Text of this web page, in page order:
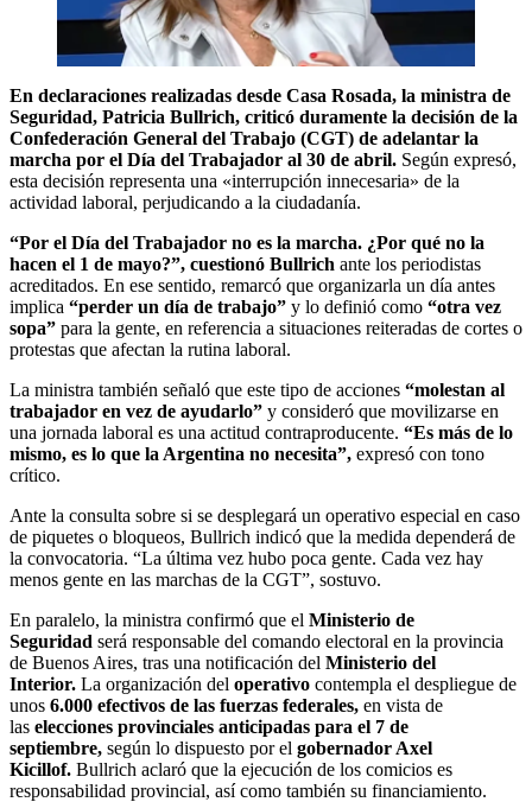
En declaraciones realizadas desde Casa Rosada, la ministra de
Seguridad, Patricia Bullrich, criticó duramente la decisión de la
Confederación General del Trabajo (CGT) de adelantar la
marcha por el Día del Trabajador al 30 de abril. Según expresó,
esta decisión representa una «interrupción innecesaria» de la
actividad laboral, perjudicando a la ciudadanía.
“Por el Día del Trabajador no es la marcha. ¿Por qué no la
hacen el 1 de mayo?”, cuestionó Bullrich ante los periodistas
acreditados. En ese sentido, remarcó que organizarla un día antes
implica “perder un día de trabajo” y lo definió como “otra vez
sopa” para la gente, en referencia a situaciones reiteradas de cortes o
protestas que afectan la rutina laboral.
La ministra también señaló que este tipo de acciones “molestan al
trabajador en vez de ayudarlo” y consideró que movilizarse en
una jornada laboral es una actitud contraproducente. “Es más de lo
mismo, es lo que la Argentina no necesita”, expresó con tono
crítico.
Ante la consulta sobre si se desplegará un operativo especial en caso
de piquetes o bloqueos, Bullrich indicó que la medida dependerá de
la convocatoria. “La última vez hubo poca gente. Cada vez hay
menos gente en las marchas de la CGT”, sostuvo.
En paralelo, la ministra confirmó que el Ministerio de
Seguridad será responsable del comando electoral en la provincia
de Buenos Aires, tras una notificación del Ministerio del
Interior. La organización del operativo contempla el despliegue de
unos 6.000 efectivos de las fuerzas federales, en vista de
las elecciones provinciales anticipadas para el 7 de
septiembre, según lo dispuesto por el gobernador Axel
Kicillof. Bullrich aclaró que la ejecución de los comicios es
responsabilidad provincial, así como también su financiamiento.